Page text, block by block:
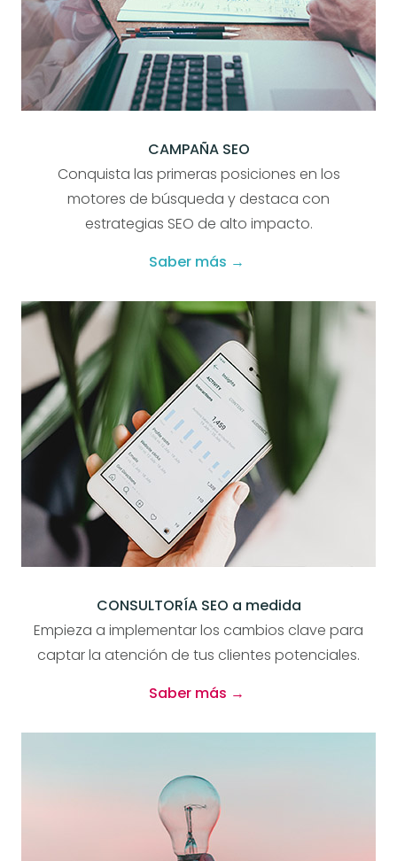
CAMPAÑA SEO
Conquista las primeras posiciones en los
motores de búsqueda y destaca con
estrategias SEO de alto impacto.
Saber más →
CONSULTORÍA SEO a medida
Empieza a implementar los cambios clave para
captar la atención de tus clientes potenciales.
Saber más →